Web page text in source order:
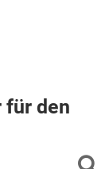
für den